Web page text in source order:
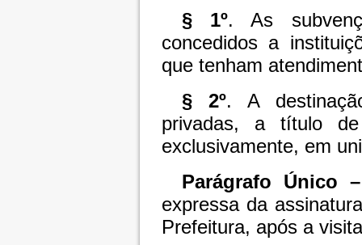
§ 1º. As
concedidos a
que tenham
§ 2º. A
privadas, a título
exclusivamente, em
Parágrafo Único –
expressa da
Prefeitura, após a